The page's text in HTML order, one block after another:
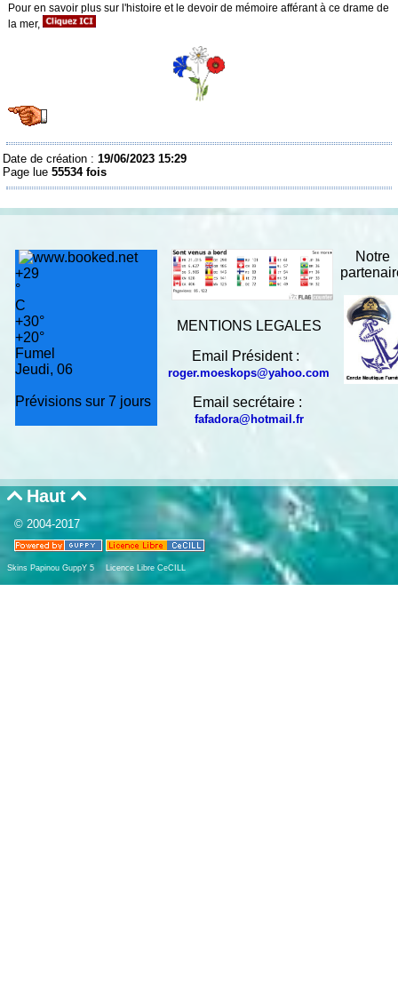
Pour en savoir plus sur l'histoire et le devoir de mémoire afférant à ce drame de
la mer,
Date de création :19/06/2023 15:29
Page lue55534 fois
+29
°
C
+30°
+20°
Fumel
Jeudi, 06
Prévisions sur 7 jours
MENTIONS LEGALES
Email Président :
roger.moeskops@yahoo.com
Email secrétaire :
fafadora@hotmail.fr
Notre
Haut 
© 2004-2017
Skins Papinou GuppY 5 Licence Libre CeCILL